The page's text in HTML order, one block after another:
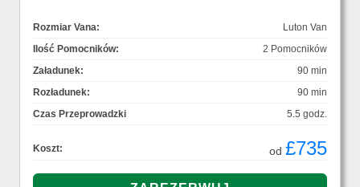
Rozmiar Vana:
Luton Van
Ilość Pomocników:
2 Pomocników
Załadunek:
90 min
Rozładunek:
90 min
Czas Przeprowadzki
5.5 godz.
Koszt: od £735